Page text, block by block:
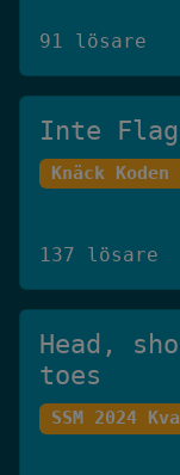
91 lösare
Inte
Knäck Koden
137 lösare
Head,
toes
SSM 2024